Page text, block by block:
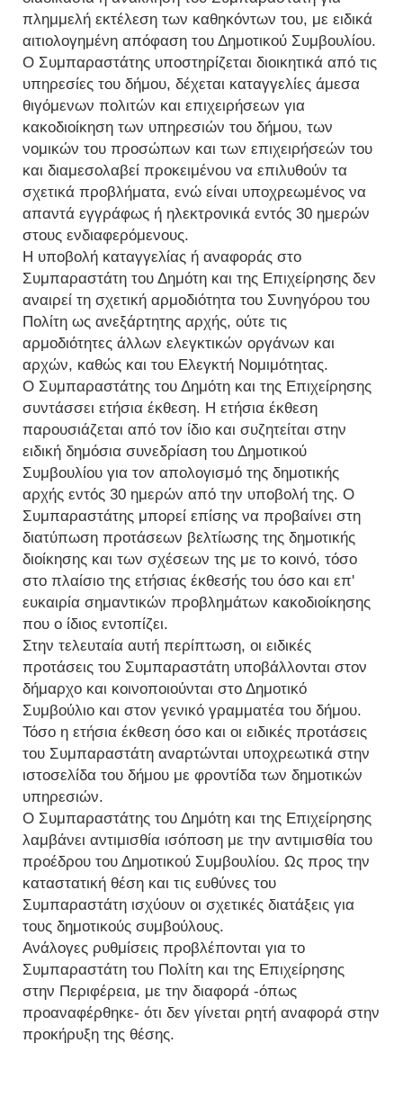
πλημμελή εκτέλεση των καθηκόντων του, με ειδικά
αιτιολογημένη απόφαση του Δημοτικού Συμβουλίου.
Ο Συμπαραστάτης υποστηρίζεται διοικητικά από τις
υπηρεσίες του δήμου, δέχεται καταγγελίες άμεσα
θιγόμενων πολιτών και επιχειρήσεων για
κακοδιοίκηση των υπηρεσιών του δήμου, των
νομικών του προσώπων και των επιχειρήσεών του
και διαμεσολαβεί προκειμένου να επιλυθούν τα
σχετικά προβλήματα, ενώ είναι υποχρεωμένος να
απαντά εγγράφως ή ηλεκτρονικά εντός 30 ημερών
στους ενδιαφερόμενους.
Η υποβολή καταγγελίας ή αναφοράς στο
Συμπαραστάτη του Δημότη και της Επιχείρησης δεν
αναιρεί τη σχετική αρμοδιότητα του Συνηγόρου του
Πολίτη ως ανεξάρτητης αρχής, ούτε τις
αρμοδιότητες άλλων ελεγκτικών οργάνων και
αρχών, καθώς και του Ελεγκτή Νομιμότητας.
Ο Συμπαραστάτης του Δημότη και της Επιχείρησης
συντάσσει ετήσια έκθεση. Η ετήσια έκθεση
παρουσιάζεται από τον ίδιο και συζητείται στην
ειδική δημόσια συνεδρίαση του Δημοτικού
Συμβουλίου για τον απολογισμό της δημοτικής
αρχής εντός 30 ημερών από την υποβολή της. Ο
Συμπαραστάτης μπορεί επίσης να προβαίνει στη
διατύπωση προτάσεων βελτίωσης της δημοτικής
διοίκησης και των σχέσεων της με το κοινό, τόσο
στο πλαίσιο της ετήσιας έκθεσής του όσο και επ'
ευκαιρία σημαντικών προβλημάτων κακοδιοίκησης
που ο ίδιος εντοπίζει.
Στην τελευταία αυτή περίπτωση, οι ειδικές
προτάσεις του Συμπαραστάτη υποβάλλονται στον
δήμαρχο και κοινοποιούνται στο Δημοτικό
Συμβούλιο και στον γενικό γραμματέα του δήμου.
Τόσο η ετήσια έκθεση όσο και οι ειδικές προτάσεις
του Συμπαραστάτη αναρτώνται υποχρεωτικά στην
ιστοσελίδα του δήμου με φροντίδα των δημοτικών
υπηρεσιών.
Ο Συμπαραστάτης του Δημότη και της Επιχείρησης
λαμβάνει αντιμισθία ισόποση με την αντιμισθία του
προέδρου του Δημοτικού Συμβουλίου. Ως προς την
καταστατική θέση και τις ευθύνες του
Συμπαραστάτη ισχύουν οι σχετικές διατάξεις για
τους δημοτικούς συμβούλους.
Ανάλογες ρυθμίσεις προβλέπονται για το
Συμπαραστάτη του Πολίτη και της Επιχείρησης
στην Περιφέρεια, με την διαφορά -όπως
προαναφέρθηκε- ότι δεν γίνεται ρητή αναφορά στην
προκήρυξη της θέσης.